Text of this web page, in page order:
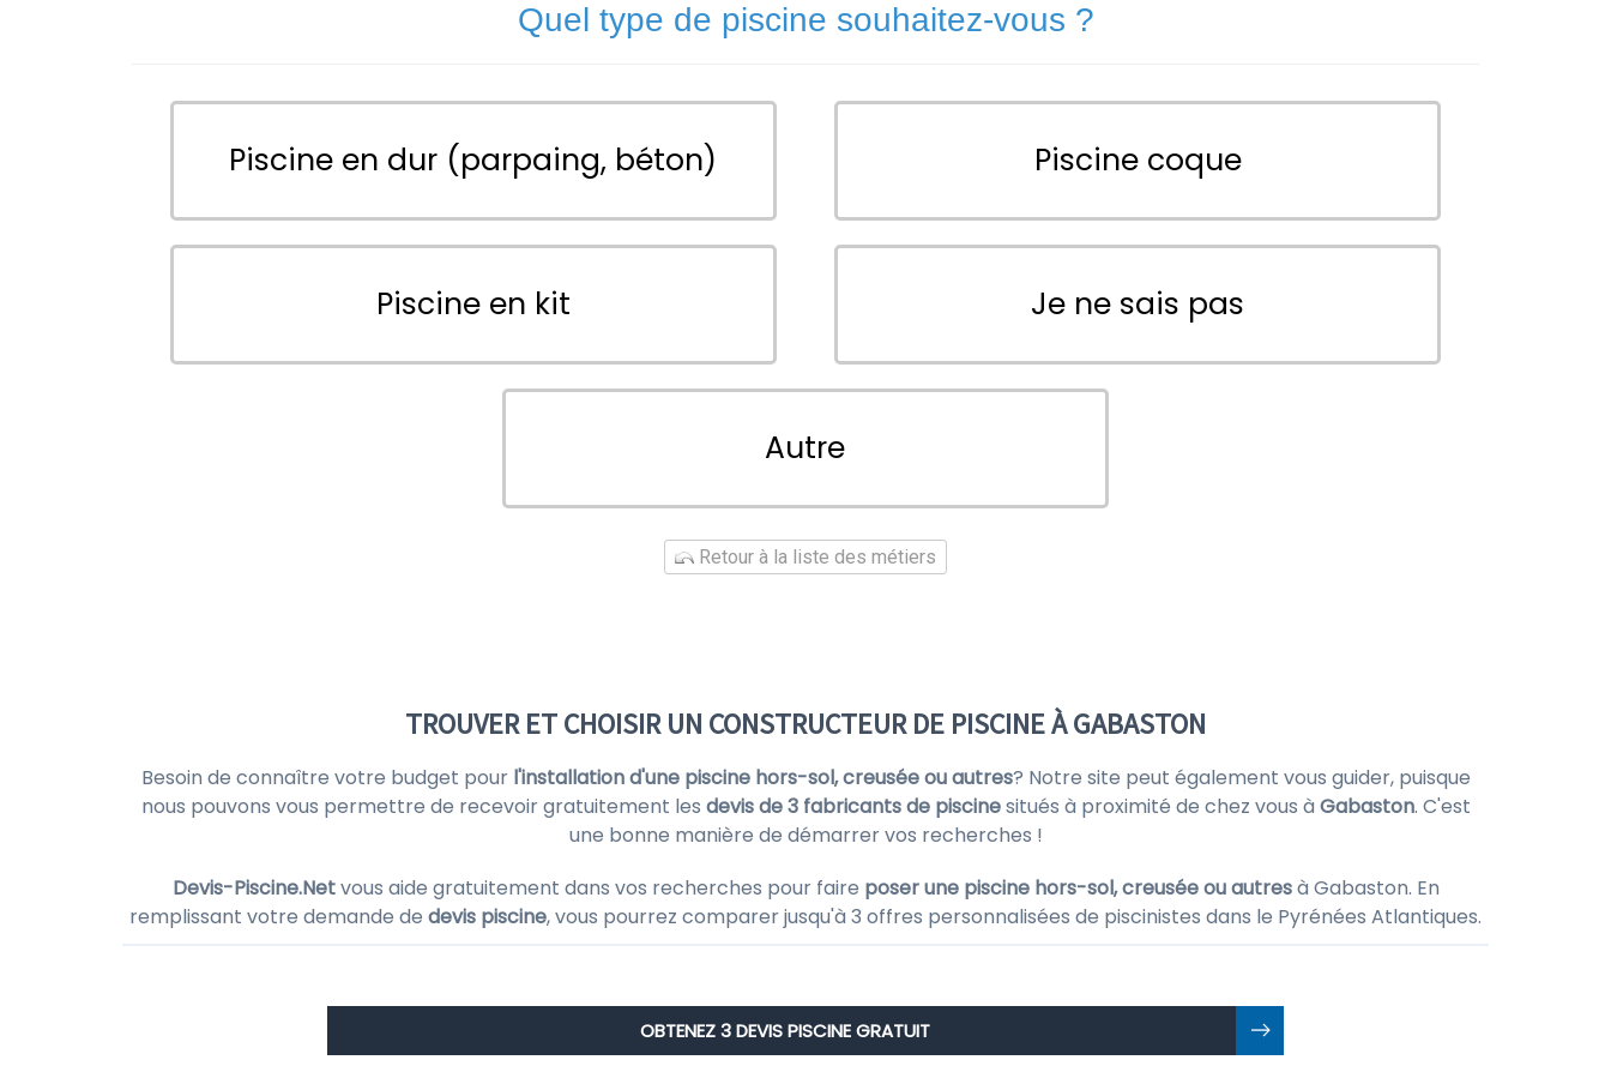
Quel type de piscine souhaitez-vous ?
Piscine en dur (parpaing, béton) Piscine coque
Piscine en kit Je ne sais pas
Autre
Retour à la liste des métiers
TROUVER ET CHOISIR UN CONSTRUCTEUR DE PISCINE À GABASTON
Besoin de connaître votre budget pour l'installation d'une piscine hors-sol, creusée ou autres? Notre site peut également vous guider, puisque
nous pouvons vous permettre de recevoir gratuitement les devis de 3 fabricants de piscinesitués à proximité de chez vous à Gabaston. C'est
une bonne manière de démarrer vos recherches !
Devis-Piscine.Netvous aide gratuitement dans vos recherches pour faire poser une piscine hors-sol, creusée ou autresà Gabaston. En
remplissant votre demande de devis piscine, vous pourrez comparer jusqu'à 3 offres personnalisées de piscinistes dans le Pyrénées Atlantiques.
OBTENEZ 3 DEVIS PISCINE GRATUIT